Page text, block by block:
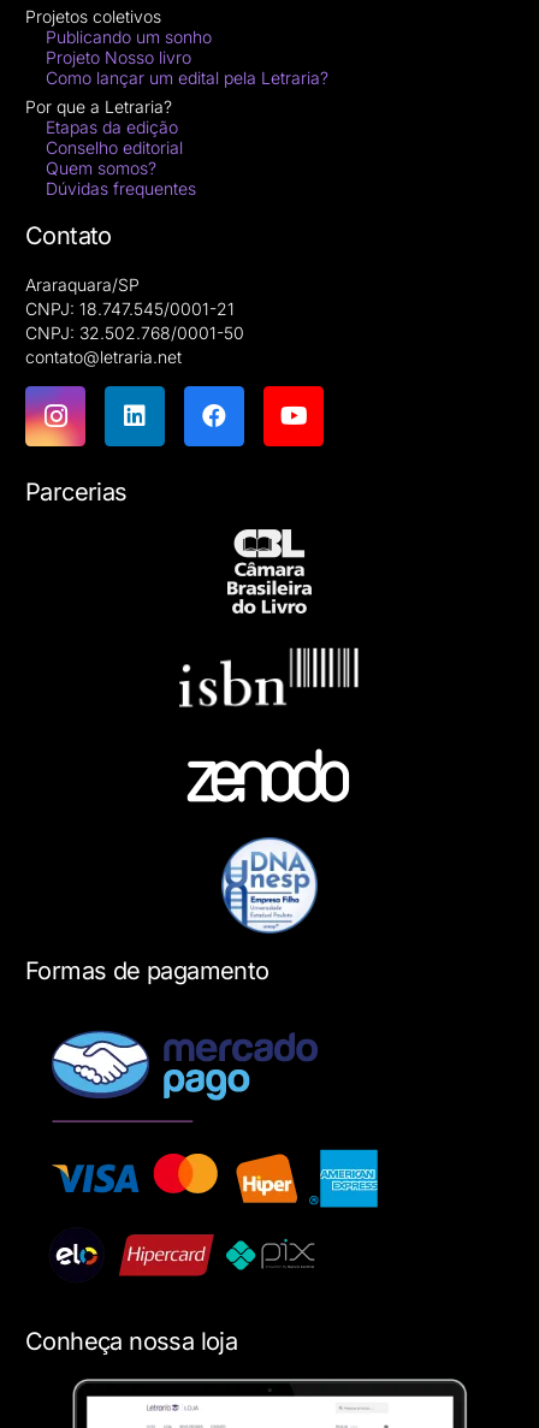
Projetos coletivos
Publicando um sonho
Projeto Nosso livro
Como lançar um edital pela Letraria?
Por que a Letraria?
Etapas da edição
Conselho editorial
Quem somos?
Dúvidas frequentes
Contato
Araraquara/SP
CNPJ: 18.747.545/0001-21
CNPJ: 32.502.768/0001-50
contato@letraria.net
Parcerias
Formas de pagamento
Conheça nossa loja